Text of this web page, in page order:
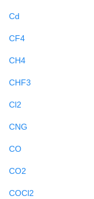
Cd
CF4
CH4
CHF3
Cl2
CNG
CO
CO2
COCl2